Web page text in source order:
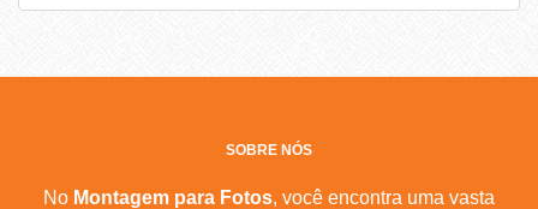
SOBRE NÓS
No Montagem para Fotos, você encontra uma vasta